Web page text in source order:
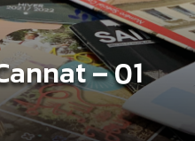
– 01